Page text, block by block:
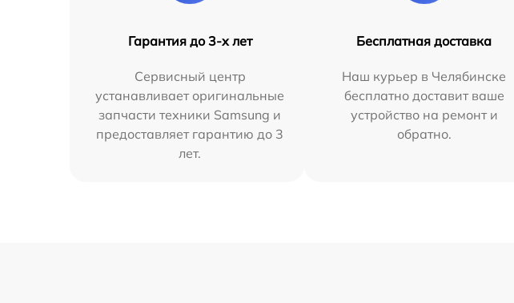
Гарантия до 3-х лет
Сервисный центр
устанавливает оригинальные
запчасти техники Samsung и
предоставляет гарантию до 3
лет.
Бесплатная доставка
Наш курьер в Челябинске
бесплатно доставит ваше
устройство на ремонт и
обратно.